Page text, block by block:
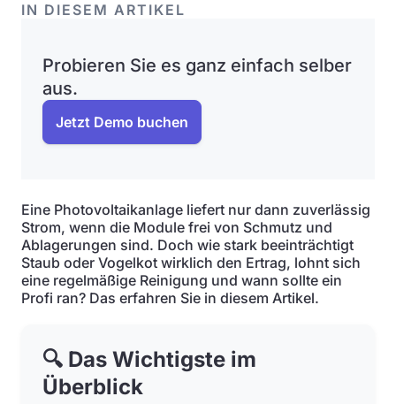
IN DIESEM ARTIKEL
Probieren Sie es ganz einfach selber
aus.
Jetzt Demo buchen
Eine Photovoltaikanlage liefert nur dann zuverlässig
Strom, wenn die Module frei von Schmutz und
Ablagerungen sind. Doch wie stark beeinträchtigt
Staub oder Vogelkot wirklich den Ertrag, lohnt sich
eine regelmäßige Reinigung und wann sollte ein
Profi ran? Das erfahren Sie in diesem Artikel.
🔍 Das Wichtigste im
Überblick